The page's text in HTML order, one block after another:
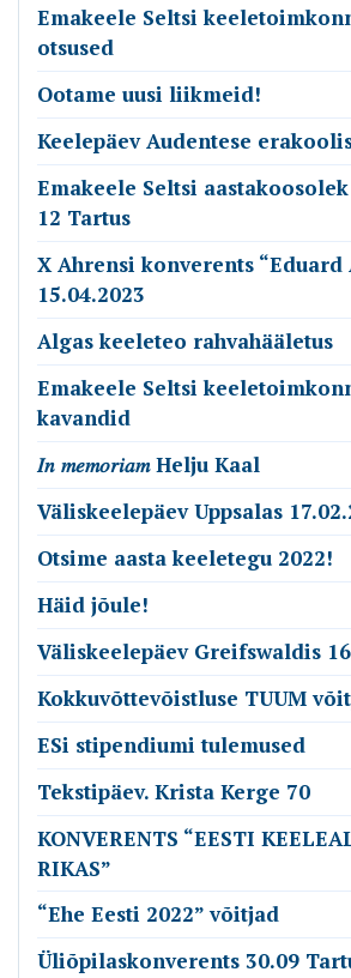
Emakeele Seltsi
otsused
Ootame uusi liikmeid!
Keelepäev Audentese
Emakeele Seltsi
12 Tartus
X Ahrensi konverents “Eduard
15.04.2023
Algas keeleteo rahvahääletus
Emakeele Seltsi
kavandid
𝐼𝑛 𝑚𝑒𝑚𝑜𝑟𝑖𝑎𝑚 Helju Kaal
Väliskeelepäev Uppsalas
Otsime aasta keeletegu 2022!
Häid jõule!
Väliskeelepäev Greifswaldis
Kokkuvõttevõistluse TUUM
ESi stipendiumi tulemused
Tekstipäev. Krista Kerge 70
KONVERENTS “EESTI
RIKAS”
“Ehe Eesti 2022” võitjad
Üliõpilaskonverents 30.09